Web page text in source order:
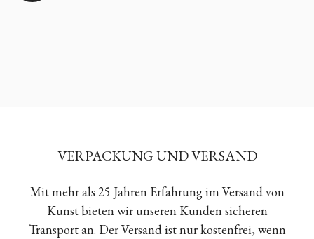
VERPACKUNG UND VERSAND
Mit mehr als 25 Jahren Erfahrung im Versand von
Kunst bieten wir unseren Kunden sicheren
Transport an. Der Versand ist nur kostenfrei, wenn